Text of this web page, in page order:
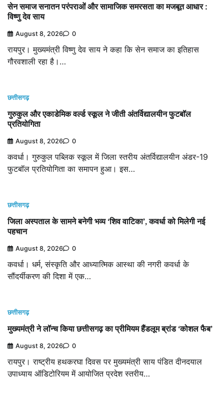
सेन समाज सनातन परंपराओं और सामाजिक समरसता का मजबूत आधार :
विष्णु देव साय
August 8, 2026 0
रायपुर। मुख्यमंत्री विष्णु देव साय ने कहा कि सेन समाज का इतिहास
गौरवशाली रहा है।…
छत्तीसगढ़
गुरुकुल और एकाडेमिक वर्ल्ड स्कूल ने जीती अंतर्विद्यालयीन फुटबॉल
प्रतियोगिता
August 8, 2026 0
कवर्धा। गुरुकुल पब्लिक स्कूल में जिला स्तरीय अंतर्विद्यालयीन अंडर-19
फुटबॉल प्रतियोगिता का समापन हुआ। इस…
छत्तीसगढ़
जिला अस्पताल के सामने बनेगी भव्य ‘शिव वाटिका’, कवर्धा को मिलेगी नई
पहचान
August 8, 2026 0
कवर्धा। धर्म, संस्कृति और आध्यात्मिक आस्था की नगरी कवर्धा के
सौंदर्यीकरण की दिशा में एक…
छत्तीसगढ़
मुख्यमंत्री ने लॉन्च किया छत्तीसगढ़ का प्रीमियम हैंडलूम ब्रांड ‘कोशल फैब’
August 8, 2026 0
रायपुर। राष्ट्रीय हथकरघा दिवस पर मुख्यमंत्री साय पंडित दीनदयाल
उपाध्याय ऑडिटोरियम में आयोजित प्रदेश स्तरीय…